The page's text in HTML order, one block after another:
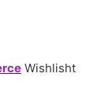
Wishlisht